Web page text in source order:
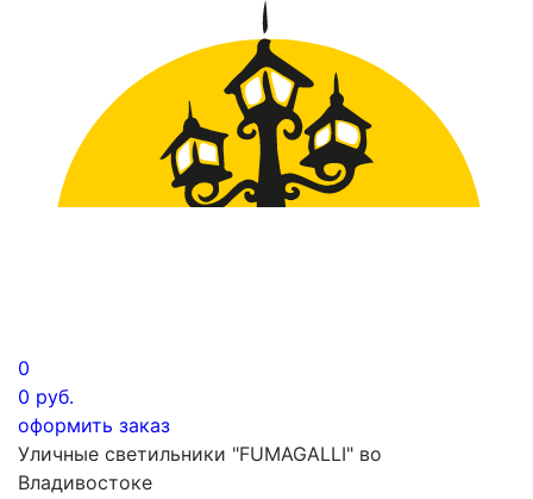
0
0 руб.
оформить заказ
Уличные светильники "FUMAGALLI" во
Владивостоке